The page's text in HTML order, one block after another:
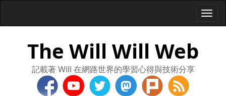
The Will Will Web
記載著 Will 在網路世界的學習心得與技術分享